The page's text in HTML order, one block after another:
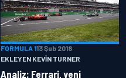
FORMULA 113 Şub 2018
EKLEYEN KEVIN TURNER
Analiz: Ferrari, yeni